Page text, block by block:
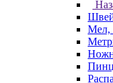
Мел,